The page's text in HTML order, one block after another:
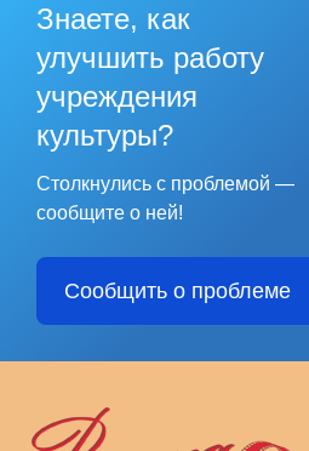
Знаете, как
улучшить работу
учреждения
культуры?
Столкнулись с проблемой —
сообщите о ней!
Сообщить о проблеме